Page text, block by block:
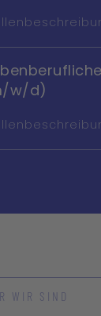
w/d)
WIR SIND